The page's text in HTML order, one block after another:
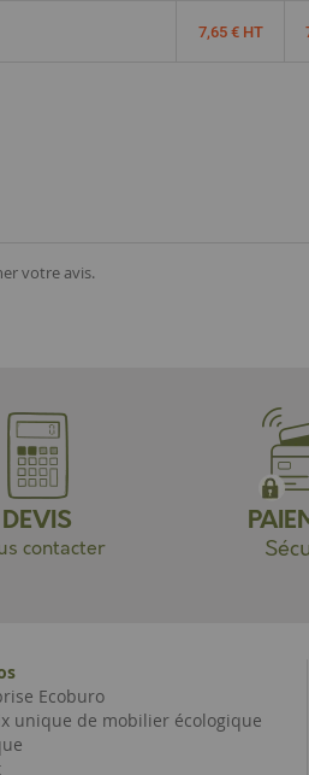
7,65 € HT
votre avis.
DEVIS
contacter
Ecoburo
unique de mobilier écologique